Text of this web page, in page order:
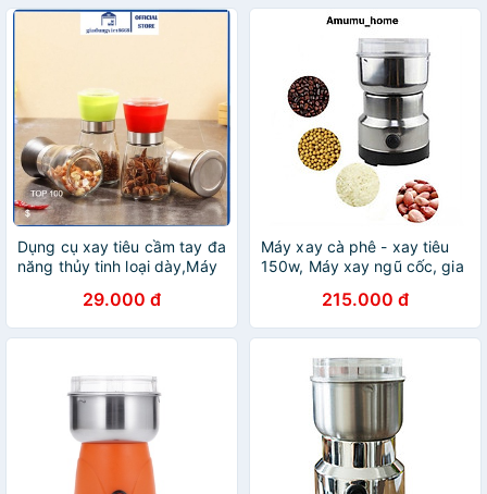
Dụng cụ xay tiêu cầm tay đa
năng thủy tinh loại dày,Máy
(Giao màu ngẫu nhiên)
29.000 đ
Máy xay cà phê - xay tiêu
150w, Máy xay ngũ cốc, gia
215.000 đ